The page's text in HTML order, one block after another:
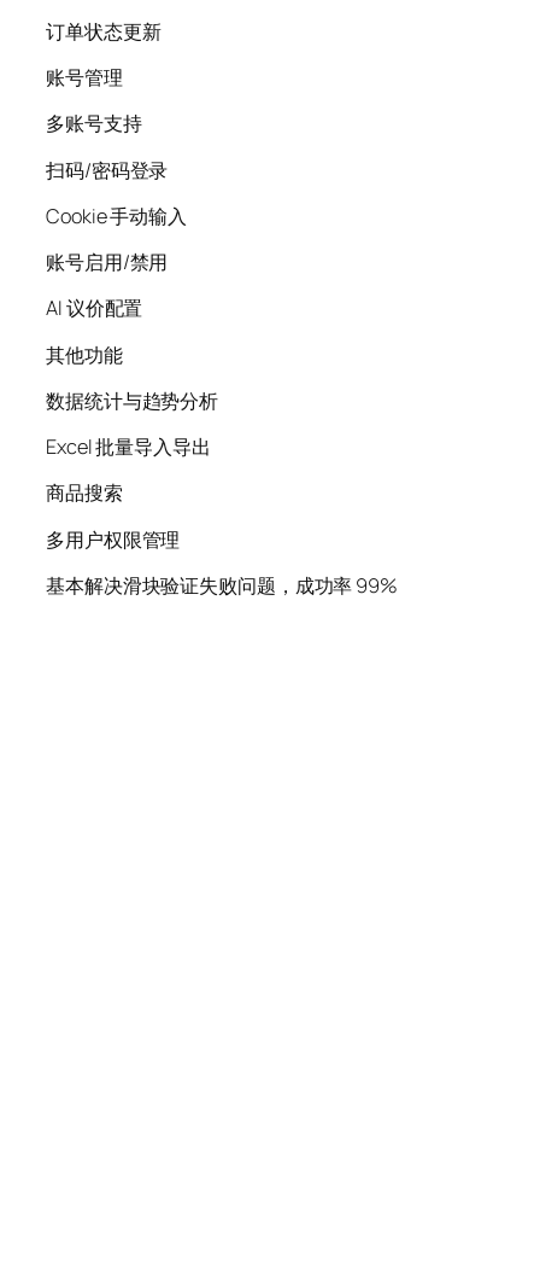
订单状态更新
账号管理
多账号支持
扫码/密码登录
Cookie 手动输入
账号启用/禁用
AI 议价配置
其他功能
数据统计与趋势分析
Excel 批量导入导出
商品搜索
多用户权限管理
基本解决滑块验证失败问题，成功率 99%